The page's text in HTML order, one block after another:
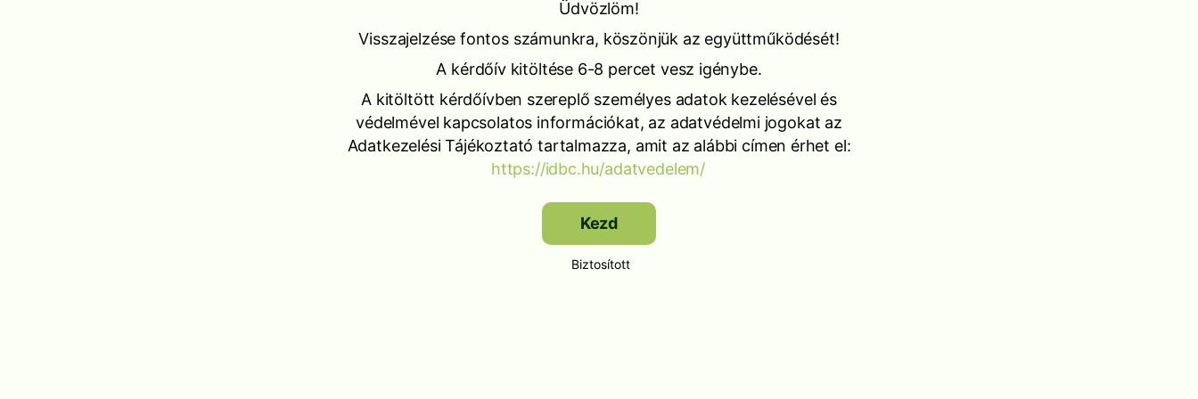
Üdvözlöm!
Visszajelzése fontos számunkra, köszönjük az együttműködését!
A kérdőív kitöltése 6-8 percet vesz igénybe.
A kitöltött kérdőívben szereplő személyes adatok kezelésével és
védelmével kapcsolatos információkat, az adatvédelmi jogokat az
Adatkezelési Tájékoztató tartalmazza, amit az alábbi címen érhet el:
https://idbc.hu/adatvedelem/
Kezd
Biztosított